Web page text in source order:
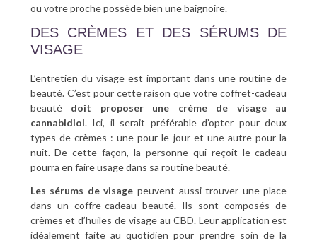
ou votre proche possède bien une baignoire.
DES CRÈMES ET DES SÉRUMS DE
VISAGE
L’entretien du visage est important dans une routine de
beauté. C’est pour cette raison que votre coffret-cadeau
beauté doit proposer une crème de visage au
cannabidiol. Ici, il serait préférable d’opter pour deux
types de crèmes : une pour le jour et une autre pour la
nuit. De cette façon, la personne qui reçoit le cadeau
pourra en faire usage dans sa routine beauté.
Les sérums de visage peuvent aussi trouver une place
dans un coffre-cadeau beauté. Ils sont composés de
crèmes et d’huiles de visage au CBD. Leur application est
idéalement faite au quotidien pour prendre soin de la